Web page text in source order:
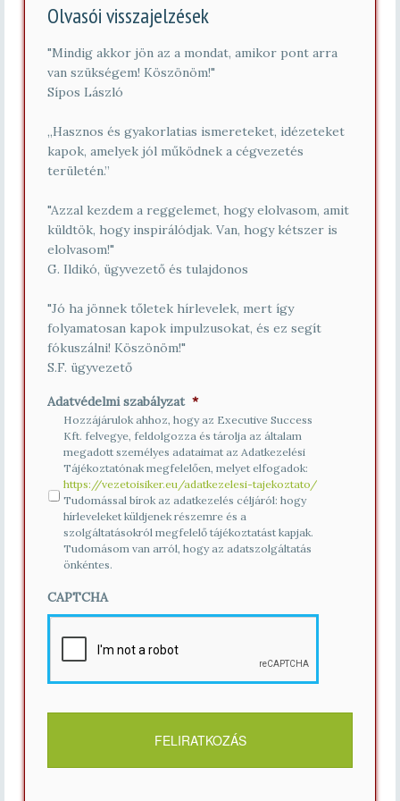
t
s
á
m
Olvasói visszajelzések
"Mindig akkor jön az a mondat, amikor pont arra
van szükségem! Köszönöm!"
Sípos László
„Hasznos és gyakorlatias ismereteket, idézeteket
kapok, amelyek jól működnek a cégvezetés
területén.”
"Azzal kezdem a reggelemet, hogy elolvasom, amit
küldtök, hogy inspirálódjak. Van, hogy kétszer is
elolvasom!"
G. Ildikó, ügyvezető és tulajdonos
"Jó ha jönnek tőletek hírlevelek, mert így
folyamatosan kapok impulzusokat, és ez segít
fókuszálni! Köszönöm!"
S.F. ügyvezető
Adatvédelmi szabályzat *
Hozzájárulok ahhoz, hogy az Executive Success
Kft. felvegye, feldolgozza és tárolja az általam
megadott személyes adataimat az Adatkezelési
Tájékoztatónak megfelelően, melyet elfogadok:
https://vezetoisiker.eu/adatkezelesi-tajekoztato/
Tudomással bírok az adatkezelés céljáról: hogy
hírleveleket küldjenek részemre és a
szolgáltatásokról megfelelő tájékoztatást kapjak.
Tudomásom van arról, hogy az adatszolgáltatás
önkéntes.
CAPTCHA